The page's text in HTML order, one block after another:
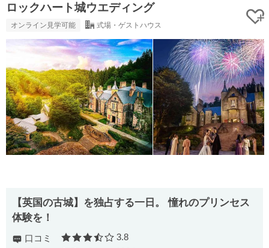
ロックハート城ウエディング
オンライン見学可能 式場・ゲストハウス
【英国の古城】を独占する一日。 憧れのプリンセス
体験を！
口コミ 口コミ評価
3.8